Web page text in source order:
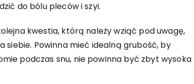
do bólu pleców i szyi.
kwestia, którą należy wziąć pod uwagę,
siebie. Powinna mieć idealną grubość, by
podczas snu, nie powinna być zbyt wysoka